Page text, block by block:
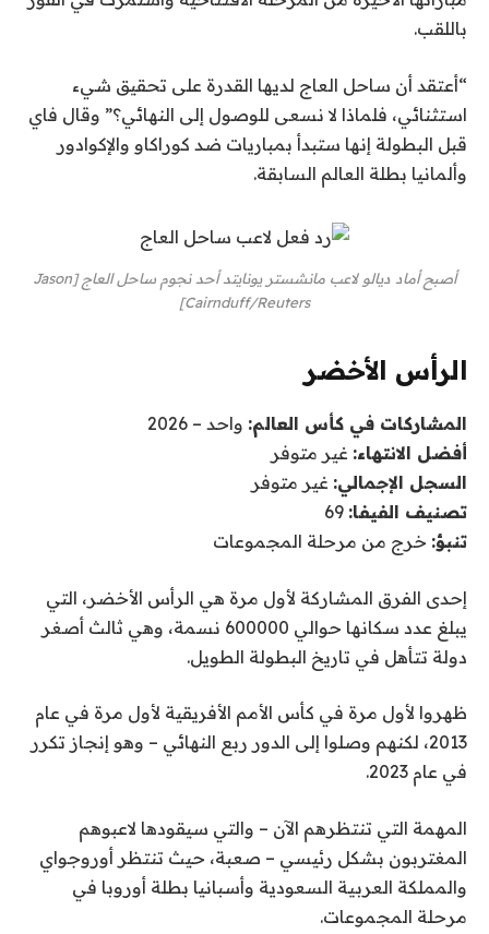
باللقب.
“أعتقد أن ساحل العاج لديها القدرة على تحقيق شيء
استثنائي، فلماذا لا نسعى للوصول إلى النهائي؟” وقال فاي
قبل البطولة إنها ستبدأ بمباريات ضد كوراكاو والإكوادور
وألمانيا بطلة العالم السابقة.
أصبح أماد ديالو لاعب مانشستر يونايتد أحد نجوم ساحل العاج [Jason
Cairnduff/Reuters]
الرأس الأخضر
المشاركات في كأس العالم: واحد – 2026
أفضل الانتهاء: غير متوفر
السجل الإجمالي: غير متوفر
تصنيف الفيفا:
تنبؤ: خرج من مرحلة المجموعات
إحدى الفرق المشاركة لأول مرة هي الرأس الأخضر، التي
يبلغ عدد سكانها حوالي 600000 نسمة، وهي ثالث أصغر
دولة تتأهل في تاريخ البطولة الطويل.
ظهروا لأول مرة في كأس الأمم الأفريقية لأول مرة في عام
2013، لكنهم وصلوا إلى الدور ربع النهائي – وهو إنجاز تكرر
في عام 2023.
المهمة التي تنتظرهم الآن – والتي سيقودها لاعبوهم
المغتربون بشكل رئيسي – صعبة، حيث تنتظر أوروجواي
والمملكة العربية السعودية وأسبانيا بطلة أوروبا في
مرحلة المجموعات.